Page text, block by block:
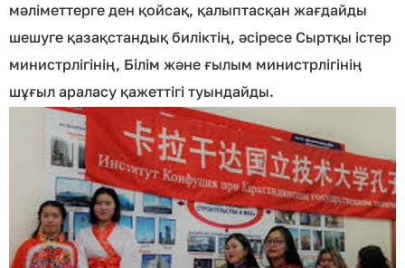
мәліметтерге ден қойсақ, қалыптасқан жағдайды
шешуге қазақстандық биліктің, әсіресе Сыртқы істер
министрлігінің, Білім және ғылым министрлігінің
шұғыл араласу қажеттігі туындайды.